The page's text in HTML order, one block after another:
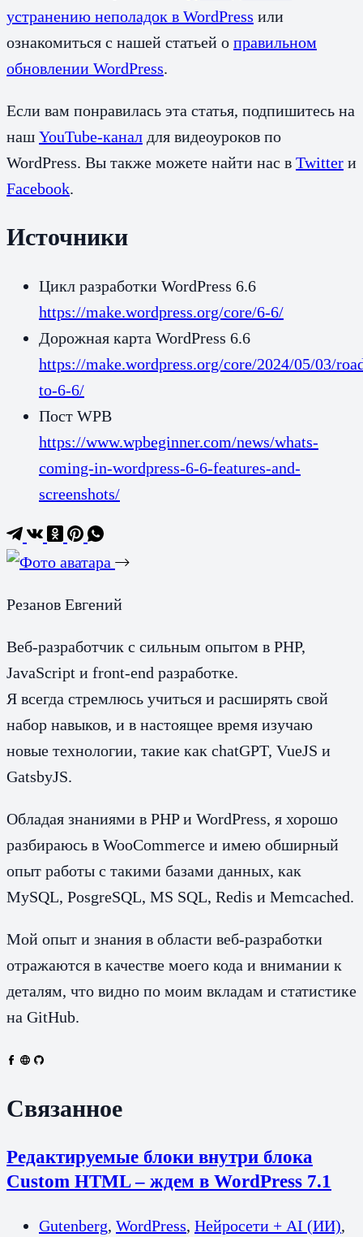
устранению неполадок в WordPress или
ознакомиться с нашей статьей о правильном
обновлении WordPress.
Если вам понравилась эта статья, подпишитесь на
наш YouTube-канал для видеоуроков по
WordPress. Вы также можете найти нас в Twitter и
Facebook.
Источники
Цикл разработки WordPress 6.6
https://make.wordpress.org/core/6-6/
Дорожная карта WordPress 6.6
https://make.wordpress.org/core/2024/05/03/
to-6-6/
Пост WPB
https://www.wpbeginner.com/news/whats-
coming-in-wordpress-6-6-features-and-
screenshots/
Резанов Евгений
Веб-разработчик с сильным опытом в PHP,
JavaScript и front-end разработке.
Я всегда стремлюсь учиться и расширять свой
набор навыков, и в настоящее время изучаю
новые технологии, такие как chatGPT, VueJS и
GatsbyJS.
Обладая знаниями в PHP и WordPress, я хорошо
разбираюсь в WooCommerce и имею обширный
опыт работы с такими базами данных, как
MySQL, PosgreSQL, MS SQL, Redis и Memcached.
Мой опыт и знания в области веб-разработки
отражаются в качестве моего кода и внимании к
деталям, что видно по моим вкладам и статистике
на GitHub.
Связанное
Редактируемые блоки внутри блока
Custom HTML – ждем в WordPress 7.1
Gutenberg, WordPress, Нейросети + AI (ИИ),